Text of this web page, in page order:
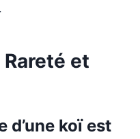
et
d’une koï est